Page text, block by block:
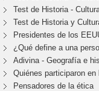
Test de Historia -
Test de Historia y
Presidentes de los
¿Qué define a una
Adivina - Geografía e
Quiénes participaron
Pensadores de la ética